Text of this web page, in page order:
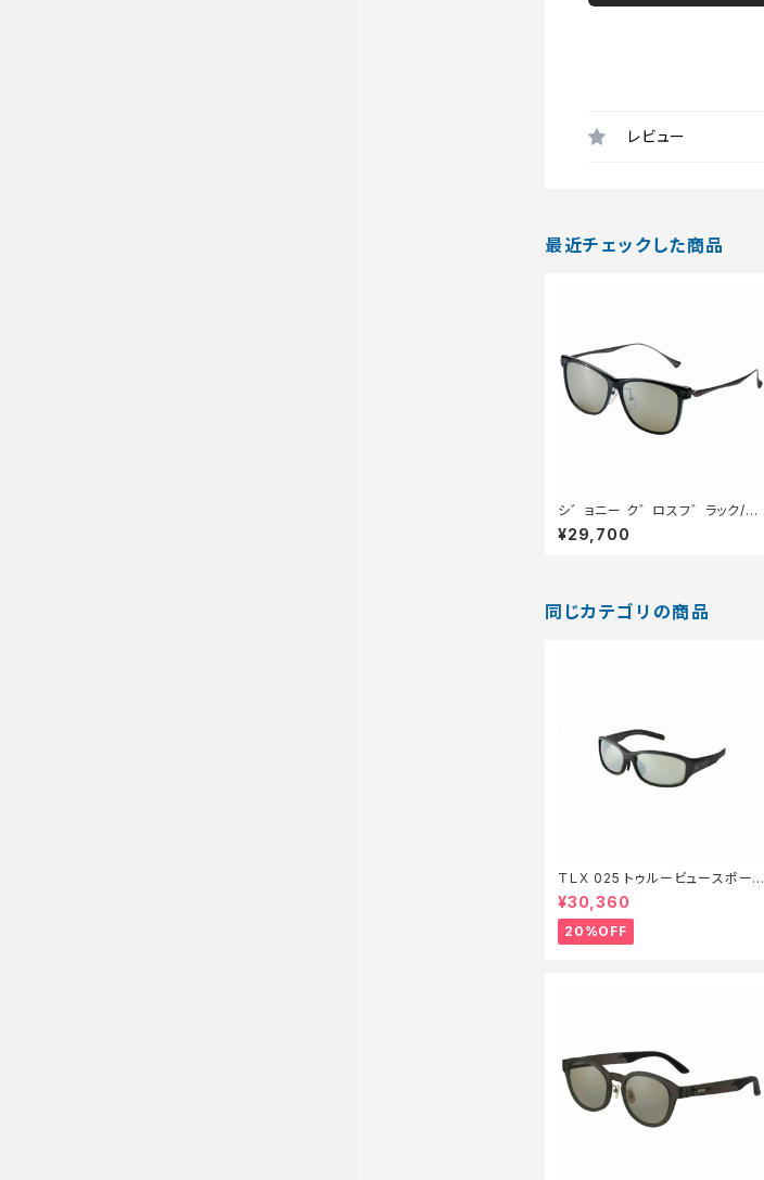
レビュー
最近チェックした商品
シ゛ョニー ク゛ロスフ゛ラック/
カ゛ンメタル F-2224 トゥルー
ヒ゛ュースホ゜ーツ/シルハ゛ーミ
¥29,700
同じカテゴリの商品
ＴＬＸ 025 トゥルービュースポーツ
シルバーミラー【特価装備】【20】
¥30,360
20%OFF